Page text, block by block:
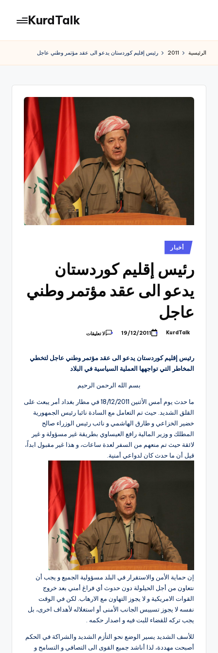
المحتوى
KurdTalk
اخبار
الرئيسية 2011 رئيس إقليم كوردستان يدعو الى عقد مؤتمر وطني عاجل
نُشر
في
أخبار
رئيس إقليم كوردستان
يدعو الى عقد مؤتمر وطني
عاجل
تمّ
KurdTalk
19/12/2011 لا تعليقات
رئيس إقليم كوردستان يدعو الى عقد مؤتمر وطني عاجل لتخطي
المخاطر التي تواجهها العملية السياسية في البلاد
بسم الله الرحمن الرحيم
ما حدث يوم أمس الأثنين 18/12/2011 في مطار بغداد أمر يبعث على
القلق الشديد. حيث تم التعامل مع السادة نائبا رئيس الجمهورية
خضير الخزاعي و طارق الهاشمي و نائب رئيس الوزراء صالح
المطلك و وزير المالية رافع العيساوي بطريقة غير مسؤولة و غير
لائقة حيث تم منعهم من السفر لعدة ساعات، و هذا غير مقبول ابداً،
قيل أن ما حدث كان لدواعي أمنية.
إن حماية الأمن والاستقرار في البلد مسؤولية الجميع و يجب أن
نتعاون من أجل الحيلولة دون حدوث أي فراغ أمني بعد خروج
القوات الامريكية و لا يجوز التهاون مع الارهاب. لكن في الوقت
نفسه لا يجوز تسييس الجانب الأمنى أو استغلاله لأهداف اخرى، بل
يجب تركه للقضاء للبت فيه و اصدار حكمه .
للأسف الشديد يسير الوضع نحو التأزم الشديد والشراكة في الحكم
أصبحت مهددة، لذا أناشد جميع القوى الى التصافي و التسامح و